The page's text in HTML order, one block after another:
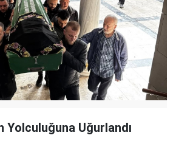
Yolculuğuna Uğurlandı